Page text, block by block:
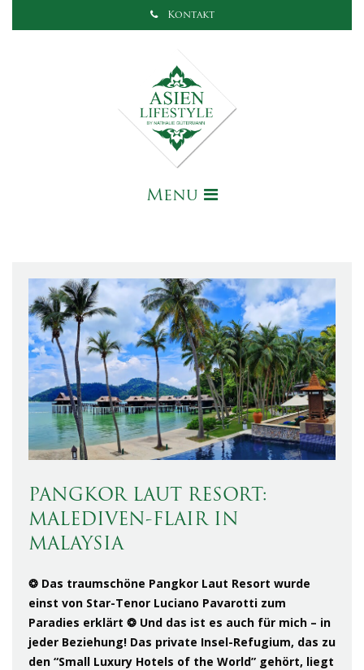
Kontakt
Menu
PANGKOR LAUT RESORT:
MALEDIVEN-FLAIR IN
MALAYSIA
❂ Das traumschöne Pangkor Laut Resort wurde
einst von Star-Tenor Luciano Pavarotti zum
Paradies erklärt ❂ Und das ist es auch für mich – in
jeder Beziehung! Das private Insel-Refugium, das zu
den “Small Luxury Hotels of the World” gehört, liegt